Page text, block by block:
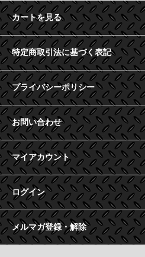
カートを見る
特定商取引法に基づく表記
プライバシーポリシー
お問い合わせ
マイアカウント
ログイン
メルマガ登録・解除